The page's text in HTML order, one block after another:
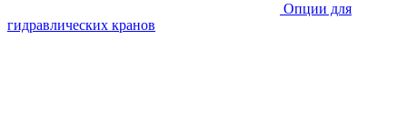
Опции для
гидравлических кранов